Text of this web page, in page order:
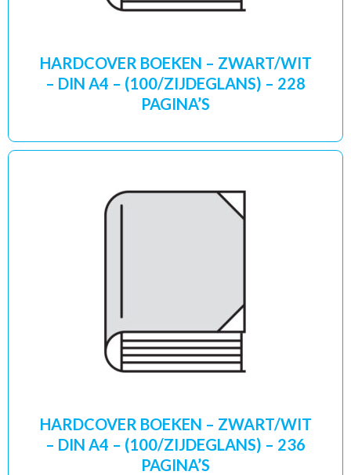
HARDCOVER BOEKEN – ZWART/WIT
– DIN A4 – (100/ZIJDEGLANS) – 228
PAGINA’S
HARDCOVER BOEKEN – ZWART/WIT
– DIN A4 – (100/ZIJDEGLANS) – 236
PAGINA’S